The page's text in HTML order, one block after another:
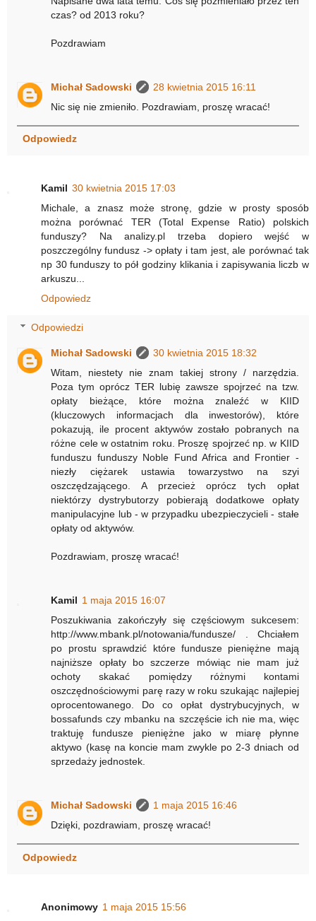
czas? od 2013 roku?
Pozdrawiam
Michał Sadowski
28 kwietnia 2015 16:11
Nic się nie zmieniło. Pozdrawiam, proszę wracać!
Odpowiedz
Kamil 30 kwietnia 2015 17:03
Michale, a znasz może stronę, gdzie w prosty sposób
można porównać TER (Total Expense Ratio) polskich
funduszy? Na analizy.pl trzeba dopiero wejść w
poszczególny fundusz -> opłaty i tam jest, ale porównać tak
np 30 funduszy to pół godziny klikania i zapisywania liczb w
arkuszu...
Odpowiedz
Odpowiedzi
Michał Sadowski
30 kwietnia 2015 18:32
Witam, niestety nie znam takiej strony / narzędzia.
Poza tym oprócz TER lubię zawsze spojrzeć na tzw.
opłaty bieżące, które można znaleźć w KIID
(kluczowych informacjach dla inwestorów), które
pokazują, ile procent aktywów zostało pobranych na
różne cele w ostatnim roku. Proszę spojrzeć np. w KIID
funduszu funduszy Noble Fund Africa and Frontier -
niezły ciężarek ustawia towarzystwo na szyi
oszczędzającego. A przecież oprócz tych opłat
niektórzy dystrybutorzy pobierają dodatkowe opłaty
manipulacyjne lub - w przypadku ubezpieczycieli - stałe
opłaty od aktywów.
Pozdrawiam, proszę wracać!
Kamil 1 maja 2015 16:07
Poszukiwania zakończyły się częściowym sukcesem:
http://www.mbank.pl/notowania/fundusze/ . Chciałem
po prostu sprawdzić które fundusze pieniężne mają
najniższe opłaty bo szczerze mówiąc nie mam już
ochoty skakać pomiędzy różnymi kontami
oszczędnościowymi parę razy w roku szukając najlepiej
oprocentowanego. Do co opłat dystrybucyjnych, w
bossafunds czy mbanku na szczęście ich nie ma, więc
traktuję fundusze pieniężne jako w miarę płynne
aktywo (kasę na koncie mam zwykle po 2-3 dniach od
sprzedaży jednostek.
Michał Sadowski
1 maja 2015 16:46
Dzięki, pozdrawiam, proszę wracać!
Odpowiedz
Anonimowy 1 maja 2015 15:56